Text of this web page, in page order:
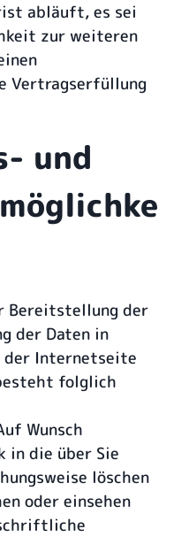
abläuft, es sei
zur weiteren
Vertragserfüllung
und
Bereitstellung der
der Daten in
Internetseite
folglich
Wunsch
in die über Sie
löschen
oder einsehen